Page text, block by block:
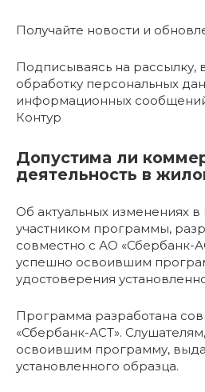
Получайте новости и
Подписываясь на рассылку,
обработку персональных
информационных
Контур
Допустима ли
деятельность в
Об актуальных изменениях в
участником программы,
совместно с АО «Сбербанк-
успешно освоившим
удостоверения
Программа разработана
«Сбербанк-АСТ».
освоившим программу,
установленного образца.